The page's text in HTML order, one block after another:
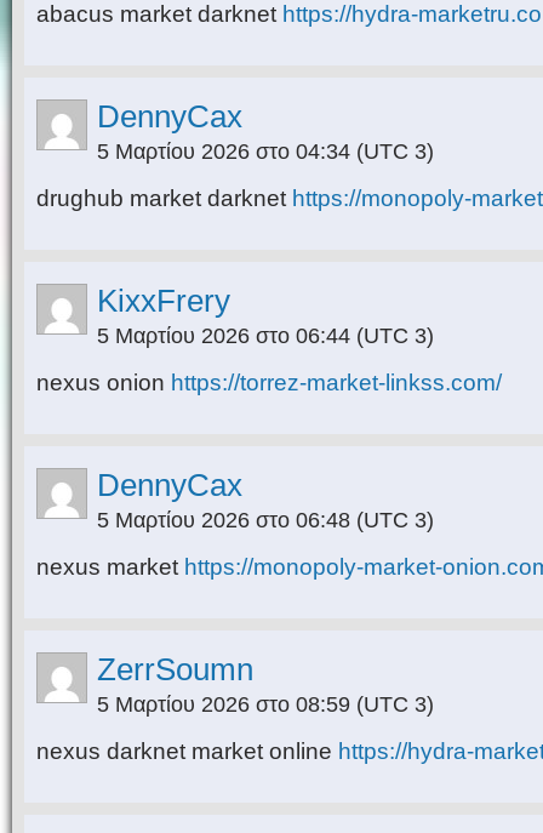
abacus market darknet https://hydra-
DennyCax
5 Μαρτίου 2026 στο 04:34 (UTC 3)
drughub market darknet https://monopoly-
KixxFrery
5 Μαρτίου 2026 στο 06:44 (UTC 3)
nexus onion https://torrez-market-linkss.com/
DennyCax
5 Μαρτίου 2026 στο 06:48 (UTC 3)
nexus market https://monopoly-market-
ZerrSoumn
5 Μαρτίου 2026 στο 08:59 (UTC 3)
nexus darknet market online https://hydra-